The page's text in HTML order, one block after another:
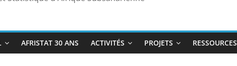
AFRISTAT 30 ANS ACTIVITÉS PROJETS RESSOURCES